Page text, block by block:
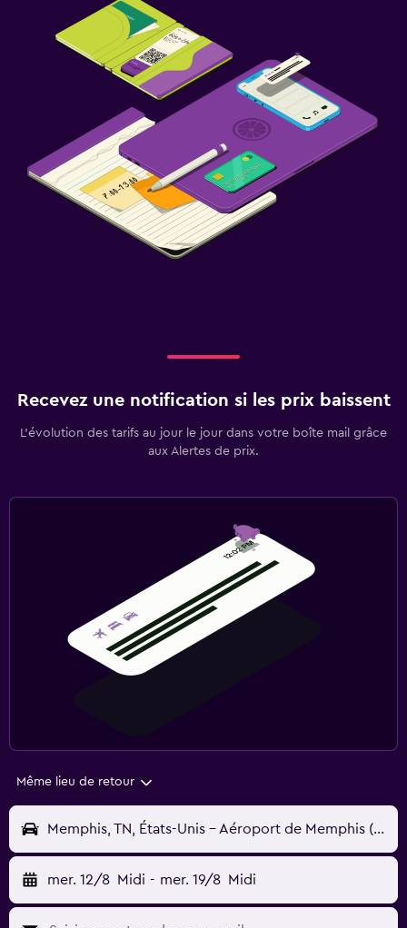
Recevez une notification si les prix baissent
L’évolution des tarifs au jour le jour dans votre boîte mail grâce
aux Alertes de prix.
Même lieu de retour
Memphis, TN, États-Unis - Aéroport de Memphis (MEM)
mer. 12/8 Midi - mer. 19/8 Midi